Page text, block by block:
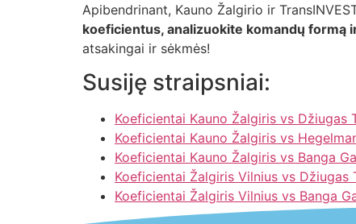
Apibendrinant, Kauno Žalgirio ir
koeficientus, analizuokite komandų formą
atsakingai ir sėkmės!
Susiję straipsniai:
Koeficientai Kauno Žalgiris vs Džiugas
Koeficientai Kauno Žalgiris vs
Koeficientai Kauno Žalgiris vs Banga
Koeficientai Žalgiris Vilnius vs Džiugas
Koeficientai Žalgiris Vilnius vs Banga